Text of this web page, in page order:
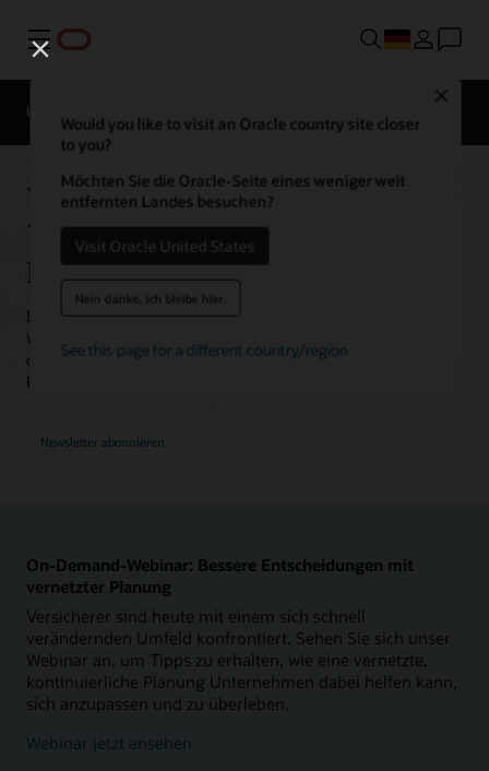
Menü
Would you like to visit an Oracle country site closer
to you?
Möchten Sie die Oracle-Seite eines weniger weit
entfernten Landes besuchen?
Visit Oracle United States
Nein danke, ich bleibe hier.
See this page for a different country/region
Übersicht
Webcasts, virtuelle
Veranstaltungen und Podcasts für
Finanzdienstleistungen
Die virtuellen Live-Veranstaltungen und jederzeit abrufbaren
Webcasts, Podcasts, Videos und mehr von Oracle helfen Ihnen
dabei, stets den Überblick über die
Finanzdienstleistungslandschaft zu behalten.
Newsletter abonnieren
On-Demand-Webinar: Bessere Entscheidungen mit
vernetzter Planung
Versicherer sind heute mit einem sich schnell
verändernden Umfeld konfrontiert. Sehen Sie sich unser
Webinar an, um Tipps zu erhalten, wie eine vernetzte,
kontinuierliche Planung Unternehmen dabei helfen kann,
sich anzupassen und zu überleben.
Webinar jetzt ansehen